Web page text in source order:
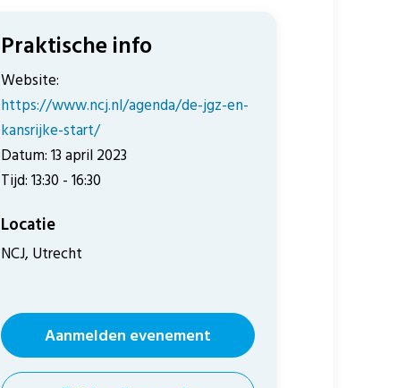
Praktische info
Website:
https://www.ncj.nl/agenda/de-jgz-en-
kansrijke-start/
Datum: 13 april 2023
Tijd: 13:30 - 16:30
Locatie
NCJ, Utrecht
Aanmelden evenement